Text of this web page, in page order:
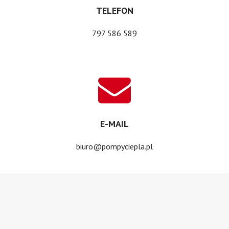
TELEFON
797 586 589
E-MAIL
biuro@pompyciepla.pl